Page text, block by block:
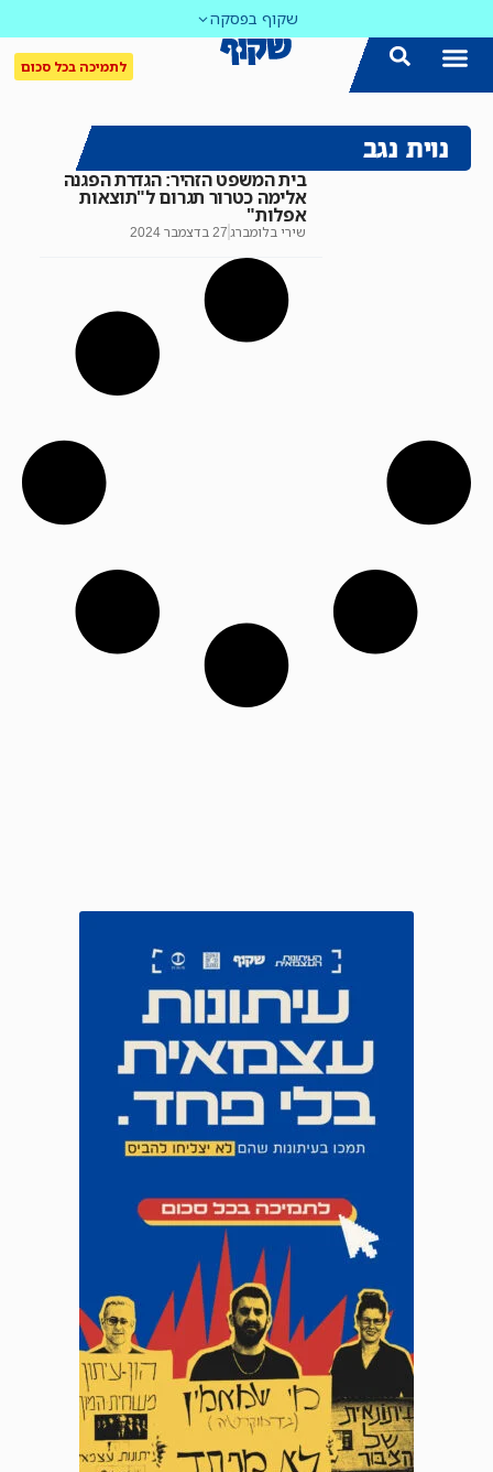
שקוף בפסקה
לתמיכה בכל סכום
נוית נגב
בית המשפט הזהיר: הגדרת הפגנה
אלימה כטרור תגרום ל"תוצאות
אפלות"
שירי בלומברג27 בדצמבר 2024